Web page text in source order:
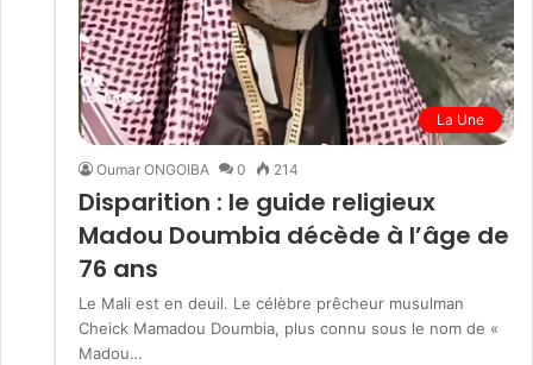
La Une
Oumar ONGOIBA 0 214
Disparition : le guide religieux
Madou Doumbia décède à l’âge de
76 ans
Le Mali est en deuil. Le célèbre prêcheur musulman
Cheick Mamadou Doumbia, plus connu sous le nom de «
Madou…